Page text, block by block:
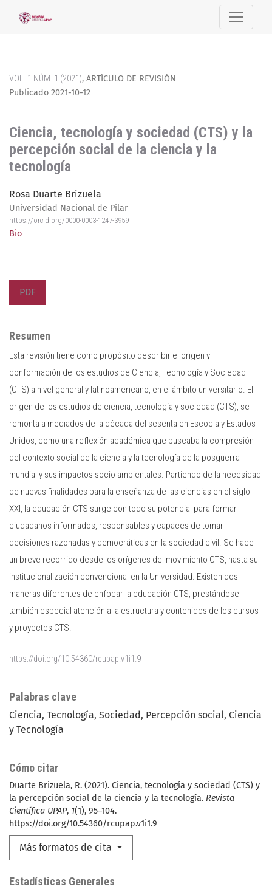
Ciencia, tecnología y sociedad (CTS) y la percepción
VOL. 1 NÚM. 1 (2021), ARTÍCULO DE REVISIÓN
Ciencia, tecnología y sociedad (CTS) y la
percepción social de la ciencia y la
tecnología
Publicado 2021-10-12
Rosa Duarte Brizuela
Universidad Nacional de Pilar
https://orcid.org/0000-0003-1247-3959
Bio
PDF
Palabras clave
Ciencia Tecnología Sociedad Percepción social Ciencia
y Tecnología
Cómo citar
Duarte Brizuela, R. (2021). Ciencia, tecnología y sociedad (CTS) y
la percepción social de la ciencia y la tecnología. Revista
Científica UPAP, 1(1), 95–104.
https://doi.org/10.54360/rcupap.v1i1.9
Más formatos de cita
Estadísticas Generales
Resumen
Esta revisión tiene como propósito describir el origen y
conformación de los estudios de Ciencia, Tecnología y Sociedad
(CTS) a nivel general y latinoamericano, en el ámbito universitario. El
origen de los estudios de ciencia, tecnología y sociedad (CTS), se
remonta a mediados de la década del sesenta en Escocia y Estados
Unidos, como una reflexión académica que buscaba la compresión
del contexto social de la ciencia y la tecnología de la posguerra
mundial y sus impactos socio ambientales. Partiendo de la necesidad
de nuevas finalidades para la enseñanza de las ciencias en el siglo
XXI, la educación CTS surge con todo su potencial para formar
ciudadanos informados, responsables y capaces de tomar
decisiones razonadas y democráticas en la sociedad civil. Se hace
un breve recorrido desde los orígenes del movimiento CTS, hasta su
institucionalización convencional en la Universidad. Existen dos
maneras diferentes de enfocar la educación CTS, prestándose
también especial atención a la estructura y contenidos de los cursos
y proyectos CTS.
https://doi.org/10.54360/rcupap.v1i1.9